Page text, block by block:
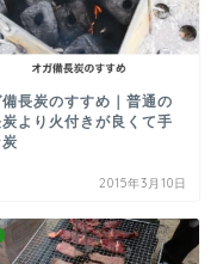
備長炭のすすめ｜普通の
より火付きが良くて手
2015年3月10日